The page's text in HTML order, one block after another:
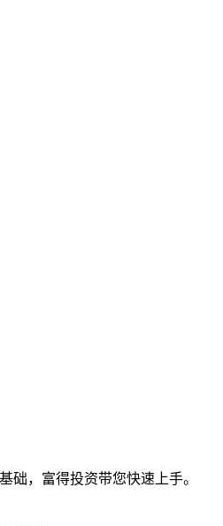
础，富得投资带您快速上手。